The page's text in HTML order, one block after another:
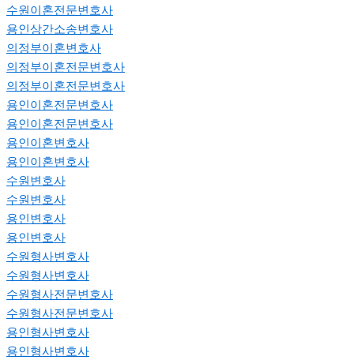
수원이혼전문변호사
용인상간소송변호사
의정부이혼변호사
의정부이혼전문변호사
의정부이혼전문변호사
용인이혼전문변호사
용인이혼전문변호사
용인이혼변호사
용인이혼변호사
수원변호사
수원변호사
용인변호사
용인변호사
수원형사변호사
수원형사변호사
수원형사전문변호사
수원형사전문변호사
용인형사변호사
용인형사변호사